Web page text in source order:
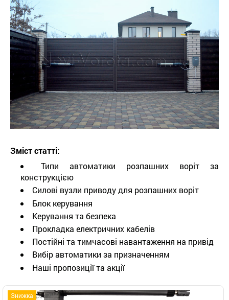
Зміст статті:
Типи автоматики розпашних воріт за
конструкцією
Силові вузли приводу для розпашних воріт
Блок керування
Керування та безпека
Прокладка електричних кабелів
Постійні та тимчасові навантаження на привід
Вибір автоматики за призначенням
Наші пропозиції та акції
Знижка